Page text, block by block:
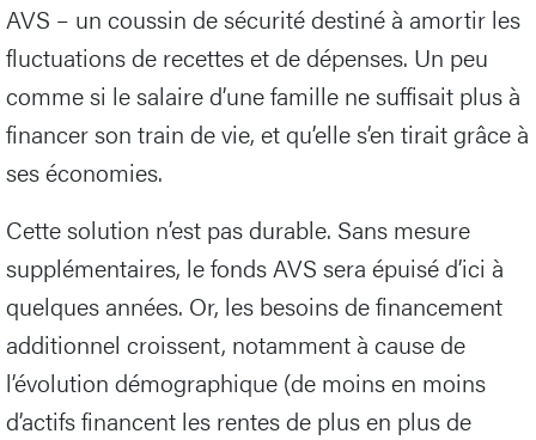
AVS – un coussin de sécurité destiné à amortir les
fluctuations de recettes et de dépenses. Un peu
comme si le salaire d’une famille ne suffisait plus à
financer son train de vie, et qu’elle s’en tirait grâce à
ses économies.
Cette solution n’est pas durable. Sans mesure
supplémentaires, le fonds AVS sera épuisé d’ici à
quelques années. Or, les besoins de financement
additionnel croissent, notamment à cause de
l’évolution démographique (de moins en moins
d’actifs financent les rentes de plus en plus de